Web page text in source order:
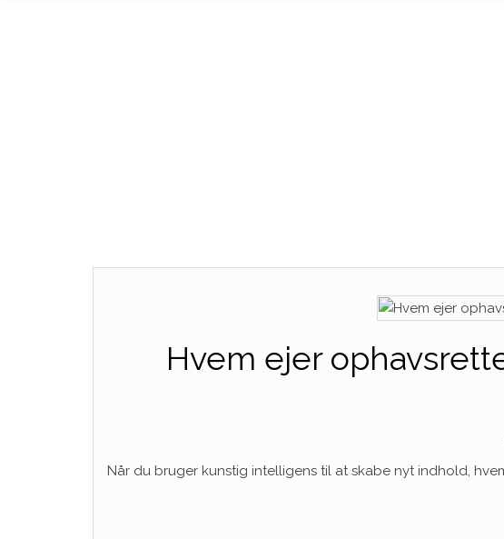
Hvem ejer
Når du bruger kunstig intelligens til at skabe nyt indhold,